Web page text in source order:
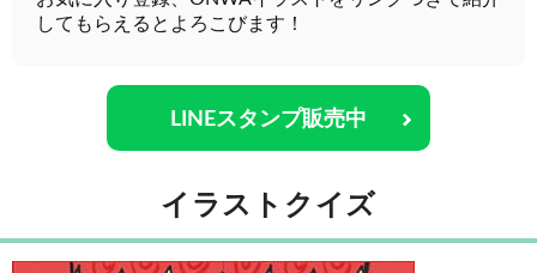
してもらえるとよろこびます！
LINEスタンプ販売中
イラストクイズ